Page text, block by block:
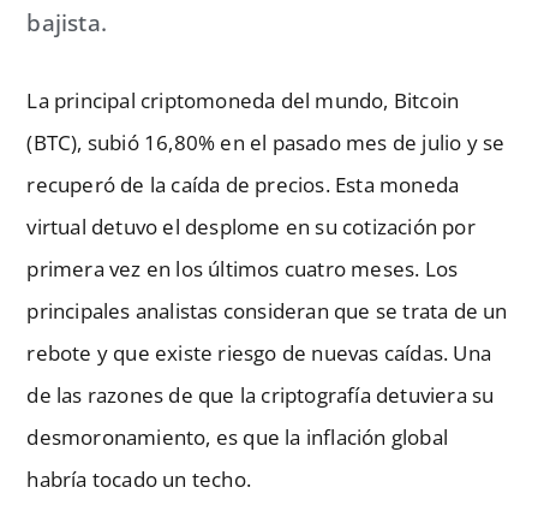
bajista.
La principal criptomoneda del mundo, Bitcoin
(BTC), subió 16,80% en el pasado mes de julio y se
recuperó de la caída de precios. Esta moneda
virtual detuvo el desplome en su cotización por
primera vez en los últimos cuatro meses. Los
principales analistas consideran que se trata de un
rebote y que existe riesgo de nuevas caídas. Una
de las razones de que la criptografía detuviera su
desmoronamiento, es que la inflación global
habría tocado un techo.